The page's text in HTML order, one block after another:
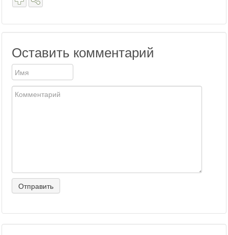
Оставить комментарий